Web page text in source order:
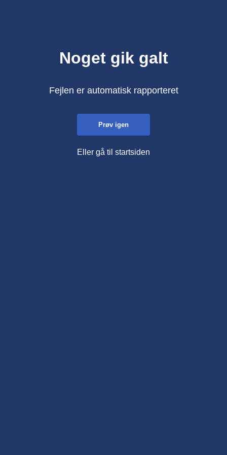
Noget gik galt
Fejlen er automatisk rapporteret
Prøv igen
Eller gå til startsiden